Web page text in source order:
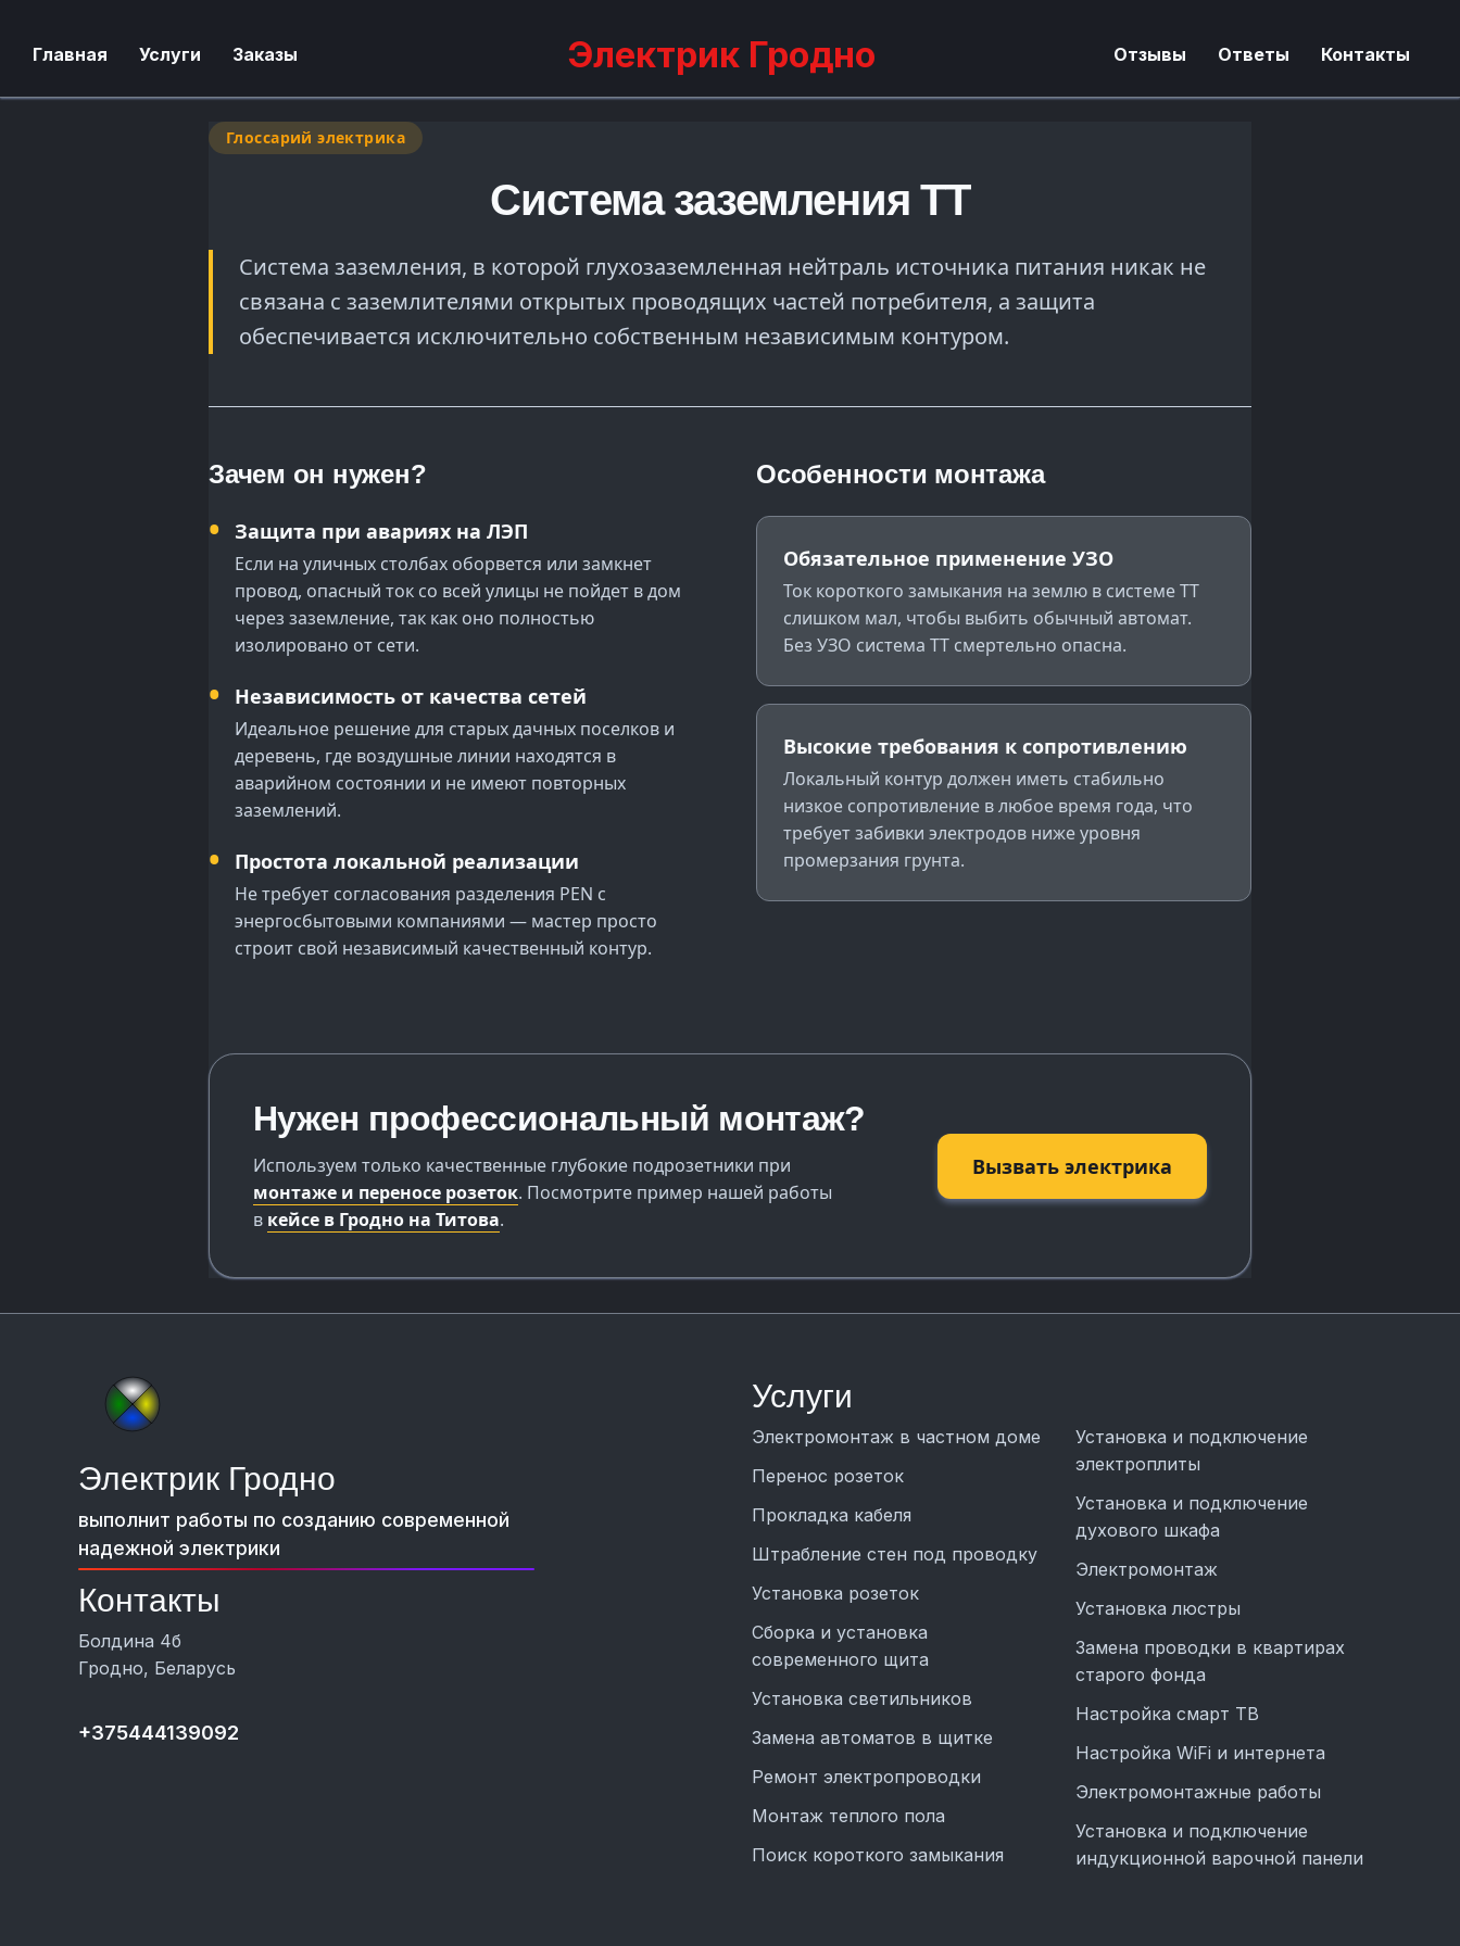
Главная Услуги Заказы Электрик Гродно Отзывы Ответы Контакты
Глоссарий электрика
Система заземления TT
Система заземления, в которой глухозаземленная нейтраль источника питания никак не
связана с заземлителями открытых проводящих частей потребителя, а защита
обеспечивается исключительно собственным независимым контуром.
Зачем он нужен?
Защита при авариях на ЛЭП
Если на уличных столбах оборвется или замкнет
провод, опасный ток со всей улицы не пойдет в дом
через заземление, так как оно полностью
изолировано от сети.
Независимость от качества сетей
Идеальное решение для старых дачных поселков и
деревень, где воздушные линии находятся в
аварийном состоянии и не имеют повторных
заземлений.
Простота локальной реализации
Не требует согласования разделения PEN с
энергосбытовыми компаниями — мастер просто
строит свой независимый качественный контур.
Особенности монтажа
Обязательное применение УЗО
Ток короткого замыкания на землю в системе TT
слишком мал, чтобы выбить обычный автомат.
Без УЗО система TT смертельно опасна.
Высокие требования к сопротивлению
Локальный контур должен иметь стабильно
низкое сопротивление в любое время года, что
требует забивки электродов ниже уровня
промерзания грунта.
Нужен профессиональный монтаж?
Используем только качественные глубокие подрозетники при
монтаже и переносе розеток. Посмотрите пример нашей работы
в кейсе в Гродно на Титова.
Вызвать электрика
Электрик Гродно
выполнит работы по созданию современной
надежной электрики
Контакты
Болдина 4б
Гродно, Беларусь
+375444139092
Услуги
Электромонтаж в частном доме
Перенос розеток
Прокладка кабеля
Штрабление стен под проводку
Установка розеток
Сборка и установка
современного щита
Установка светильников
Замена автоматов в щитке
Ремонт электропроводки
Монтаж теплого пола
Поиск короткого замыкания
Установка и подключение
электроплиты
Установка и подключение
духового шкафа
Электромонтаж
Установка люстры
Замена проводки в квартирах
старого фонда
Настройка смарт ТВ
Настройка WiFi и интернета
Электромонтажные работы
Установка и подключение
индукционной варочной панели